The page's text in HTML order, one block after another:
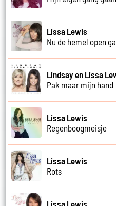
Lissa Lewis
Nu de hemel open
Lindsay en Lissa
Pak maar mijn hand
Lissa Lewis
Regenboogmeisje
Lissa Lewis
Rots